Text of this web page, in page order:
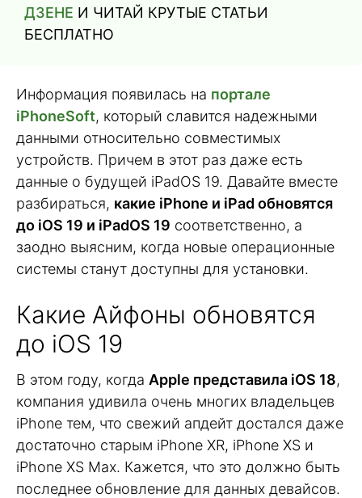
ДЗЕНЕ И ЧИТАЙ КРУТЫЕ СТАТЬИ
БЕСПЛАТНО
Информация появилась на портале
iPhoneSoft, который славится надежными
данными относительно совместимых
устройств. Причем в этот раз даже есть
данные о будущей iPadOS 19. Давайте вместе
разбираться, какие iPhone и iPad обновятся
до iOS 19 и iPadOS 19 соответственно, а
заодно выясним, когда новые операционные
системы станут доступны для установки.
Какие Айфоны обновятся
до iOS 19
В этом году, когда Apple представила iOS 18,
компания удивила очень многих владельцев
iPhone тем, что свежий апдейт достался даже
достаточно старым iPhone XR, iPhone XS и
iPhone XS Max. Кажется, что это должно быть
последнее обновление для данных девайсов.